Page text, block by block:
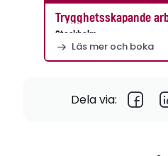
Trygghetsskapande
Stockholm
Läs mer och boka
Dela via: